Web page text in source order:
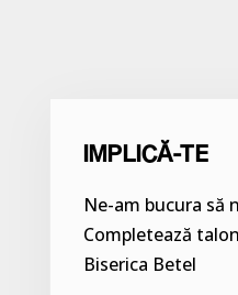
IMPLICĂ-TE
Ne-am bucura să
Completează
Biserica Betel